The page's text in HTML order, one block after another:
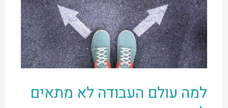
למה עולם העבודה לא מתאים